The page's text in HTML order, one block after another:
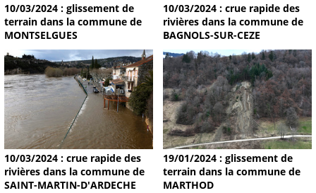
10/03/2024 : glissement de
terrain dans la commune de
MONTSELGUES
10/03/2024 : crue rapide des
rivières dans la commune de
BAGNOLS-SUR-CEZE
10/03/2024 : crue rapide des
rivières dans la commune de
SAINT-MARTIN-D'ARDECHE
19/01/2024 : glissement de
terrain dans la commune de
MARTHOD